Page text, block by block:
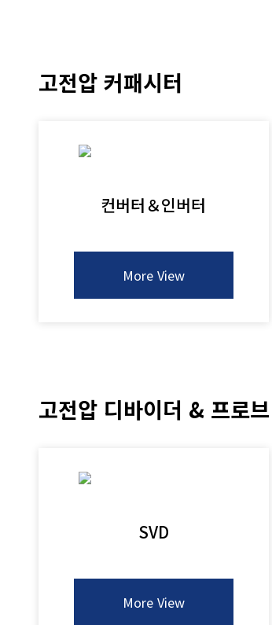
고전압 커패시터
컨버터＆인버터
More View
고전압 디바이더 & 프로브
SVD
More View